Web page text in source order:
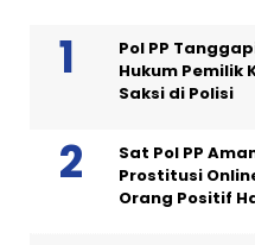
Pol PP
Hukum Pemilik
Saksi di Polisi
Sat Pol PP
Prostitusi
Orang Positif